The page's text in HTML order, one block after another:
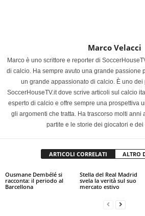
Marco Velacci
Marco è uno scrittore e reporter di
di calcio. Ha sempre avuto una grande passione
un grande appassionato di calcio. È uno
SoccerHouseTV.it dove scrive articoli sul calcio
esperto di calcio e offre sempre una prospettiva
gli argomenti che tratta. Ha trascorso molti anni
partite e le storie dei giocatori e dei
ARTICOLI CORRELATI ALTRO
Ousmane Dembélé si
racconta: il periodo al
Barcellona
Stella del Real Madrid
svela la verità sul suo
mercato estivo